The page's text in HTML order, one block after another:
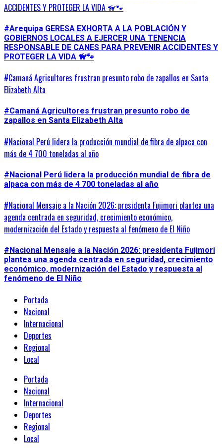
ACCIDENTES Y PROTEGER LA VIDA 🦮🐾
#Arequipa GERESA EXHORTA A LA POBLACIÓN Y
GOBIERNOS LOCALES A EJERCER UNA TENENCIA
RESPONSABLE DE CANES PARA PREVENIR ACCIDENTES Y
PROTEGER LA VIDA 🦮🐾
#Camaná Agricultores frustran presunto robo de zapallos en Santa
Elizabeth Alta
#Camaná Agricultores frustran presunto robo de
zapallos en Santa Elizabeth Alta
#Nacional Perú lidera la producción mundial de fibra de alpaca con
más de 4 700 toneladas al año
#Nacional Perú lidera la producción mundial de fibra de
alpaca con más de 4 700 toneladas al año
#Nacional Mensaje a la Nación 2026: presidenta Fujimori plantea una
agenda centrada en seguridad, crecimiento económico,
modernización del Estado y respuesta al fenómeno de El Niño
#Nacional Mensaje a la Nación 2026: presidenta Fujimori
plantea una agenda centrada en seguridad, crecimiento
económico, modernización del Estado y respuesta al
fenómeno de El Niño
Portada
Nacional
Internacional
Deportes
Regional
Local
Portada
Nacional
Internacional
Deportes
Regional
Local